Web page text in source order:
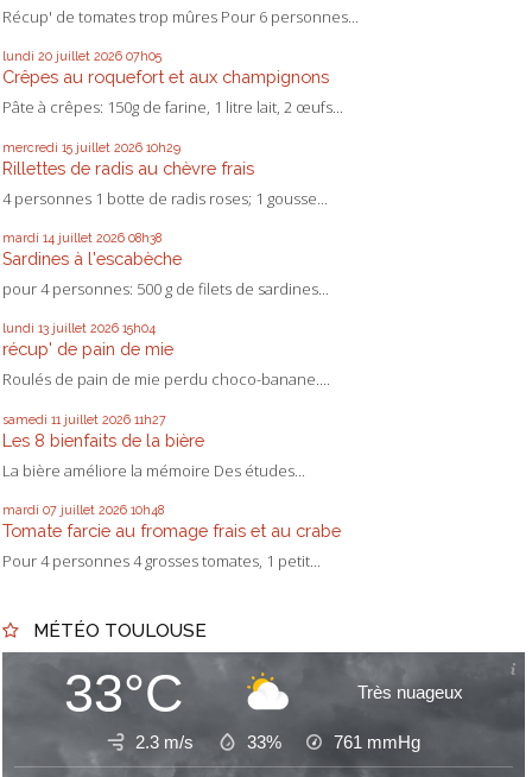
Récup' de tomates trop mûres Pour 6 personnes...
lundi 20 juillet 2026 07h05
Crêpes au roquefort et aux champignons
Pâte à crêpes: 150g de farine, 1 litre lait, 2 œufs...
mercredi 15 juillet 2026 10h29
Rillettes de radis au chèvre frais
4 personnes 1 botte de radis roses; 1 gousse...
mardi 14 juillet 2026 08h38
Sardines à l'escabèche
pour 4 personnes: 500 g de filets de sardines...
lundi 13 juillet 2026 15h04
récup' de pain de mie
Roulés de pain de mie perdu choco-banane....
samedi 11 juillet 2026 11h27
Les 8 bienfaits de la bière
La bière améliore la mémoire Des études...
mardi 07 juillet 2026 10h48
Tomate farcie au fromage frais et au crabe
Pour 4 personnes 4 grosses tomates, 1 petit...
MÉTÉO TOULOUSE
33°C Très nuageux
2.3 m/s 33% 761 mmHg